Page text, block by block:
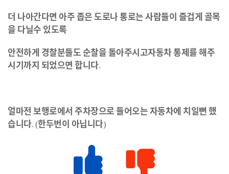
더 나아간다면 아주좁은도로나통로는사람들이 즐겁게골목
을 다닐수 있도록
안전하게 경찰분들도순찰을돌아주시고자동차통제를해주
시기까지 되었으면 합니다.
얼마전 보행로에서 주차장으로들어오는자동차에 치일뻔했
습니다. (한두번이 아닙니다)